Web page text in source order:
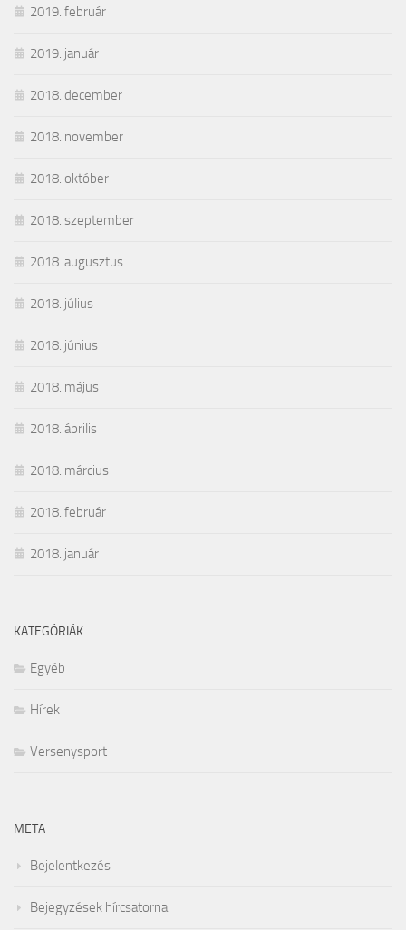
2019. február
2019. január
2018. december
2018. november
2018. október
2018. szeptember
2018. augusztus
2018. július
2018. június
2018. május
2018. április
2018. március
2018. február
2018. január
KATEGÓRIÁK
Egyéb
Hírek
Versenysport
META
Bejelentkezés
Bejegyzések hírcsatorna